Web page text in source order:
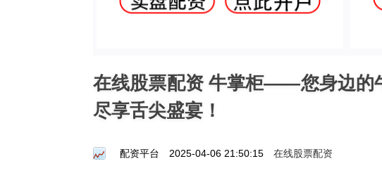
在线股票配资 牛掌柜——您身边的
尽享舌尖盛宴！
配资平台 2025-04-06 21:50:15 在线股票配资